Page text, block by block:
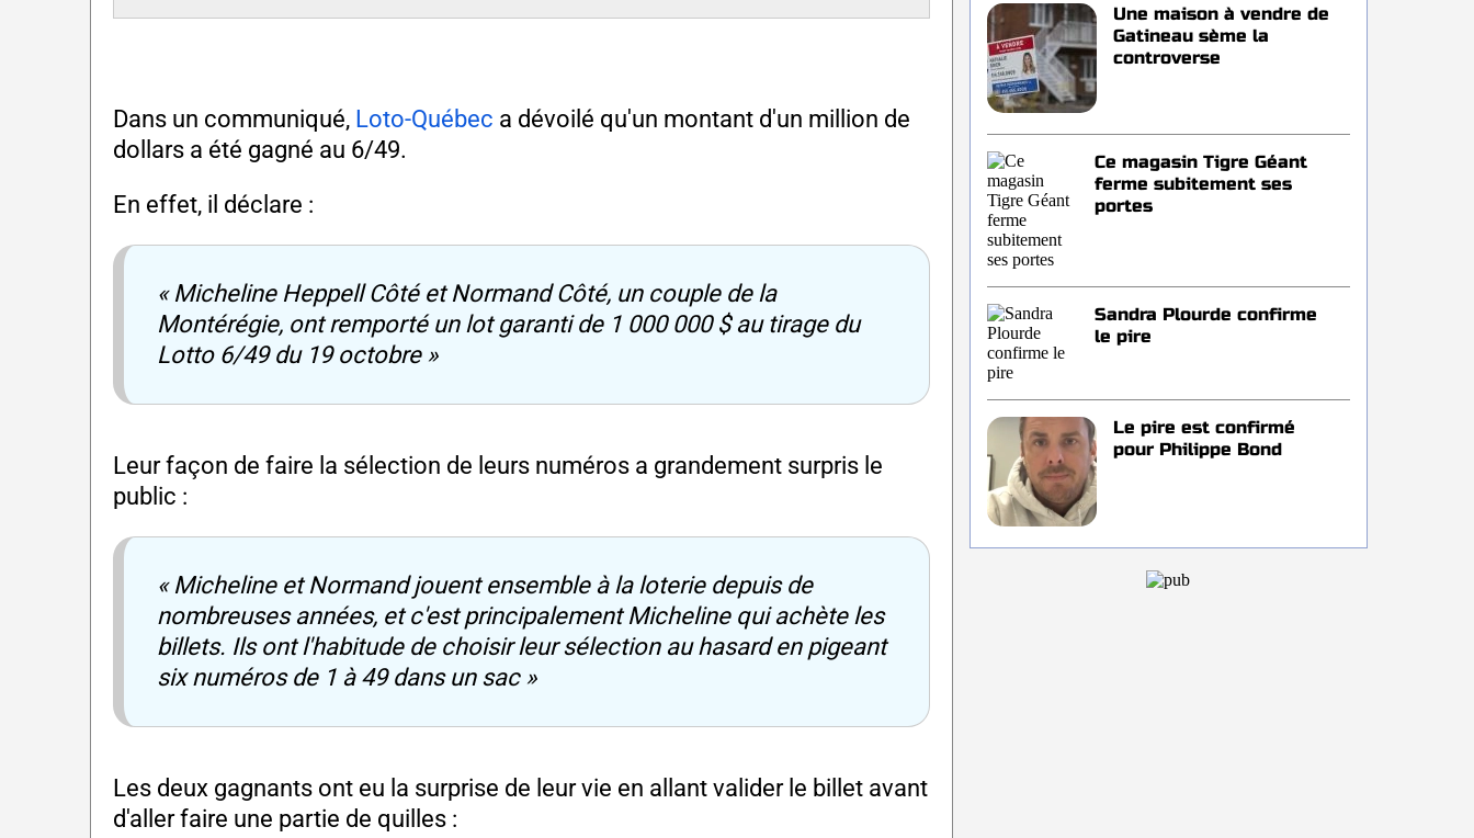
Dans un communiqué, Loto-Québec a dévoilé qu'un montant d'un million de
dollars a été gagné au 6/49.
En effet, il déclare :
« Micheline Heppell Côté et Normand Côté, un couple de la
Montérégie, ont remporté un lot garanti de 1 000 000 $ au tirage du
Lotto 6/49 du 19 octobre »
Leur façon de faire la sélection de leurs numéros a grandement surpris le
public :
« Micheline et Normand jouent ensemble à la loterie depuis de
nombreuses années, et c'est principalement Micheline qui achète les
billets. Ils ont l'habitude de choisir leur sélection au hasard en pigeant
six numéros de 1 à 49 dans un sac »
Les deux gagnants ont eu la surprise de leur vie en allant valider le billet avant
d'aller faire une partie de quilles :
Une maison à vendre de
Gatineau sème la
controverse
Ce magasin Tigre Géant
ferme subitement ses
portes
Sandra Plourde confirme
le pire
Le pire est confirmé
pour Philippe Bond